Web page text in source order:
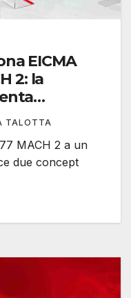
EICMA
2: la
TALOTTA
MACH 2 a un
due concept